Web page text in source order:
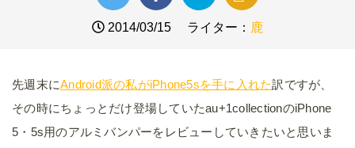
2014/03/15 ライター： 鹿
先週末にAndroid派の私がiPhone5sを手に入れた訳ですが、
その時にちょっとだけ登場していたau+1collectionのiPhone
5・5s用のアルミバンパーをレビューしていきたいと思いま